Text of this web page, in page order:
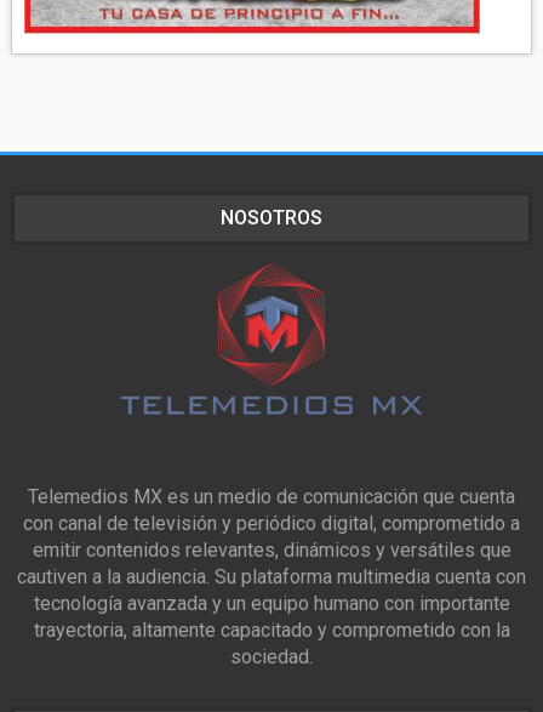
NOSOTROS
Telemedios MX es un medio de comunicación que cuenta
con canal de televisión y periódico digital, comprometido a
emitir contenidos relevantes, dinámicos y versátiles que
cautiven a la audiencia. Su plataforma multimedia cuenta con
tecnología avanzada y un equipo humano con importante
trayectoria, altamente capacitado y comprometido con la
sociedad.